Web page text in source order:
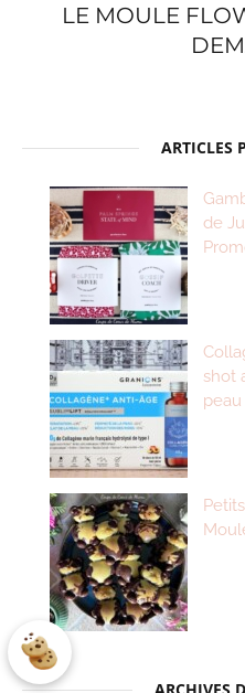
LE MOULE
ARTICLES
de
shot
peau